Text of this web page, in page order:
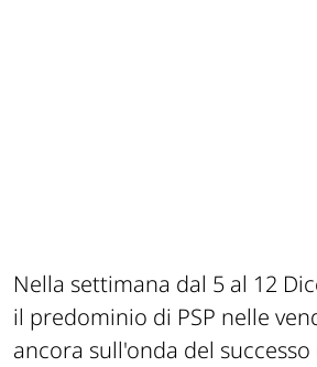
Nella settimana dal 5 al 12
il predominio di PSP nelle
ancora sull'onda del